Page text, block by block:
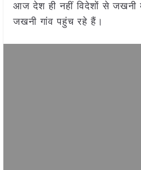
आज देश ही नहीं विदेशों से जखनी
जखनी गांव पहुंच रहे हैं।